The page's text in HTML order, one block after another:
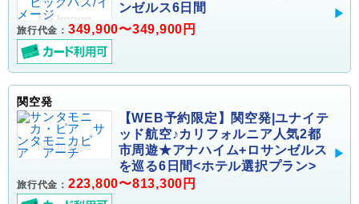
ンゼルス6日間
旅行代金： 349,900〜349,900円
関空発
【WEB予約限定】関空発|ユナイテ
ッド航空♪カリフォルニア人気2都
市周遊★アナハイム+ロサンゼルス
を巡る6日間<ホテル選択プラン>
旅行代金： 223,800〜813,300円